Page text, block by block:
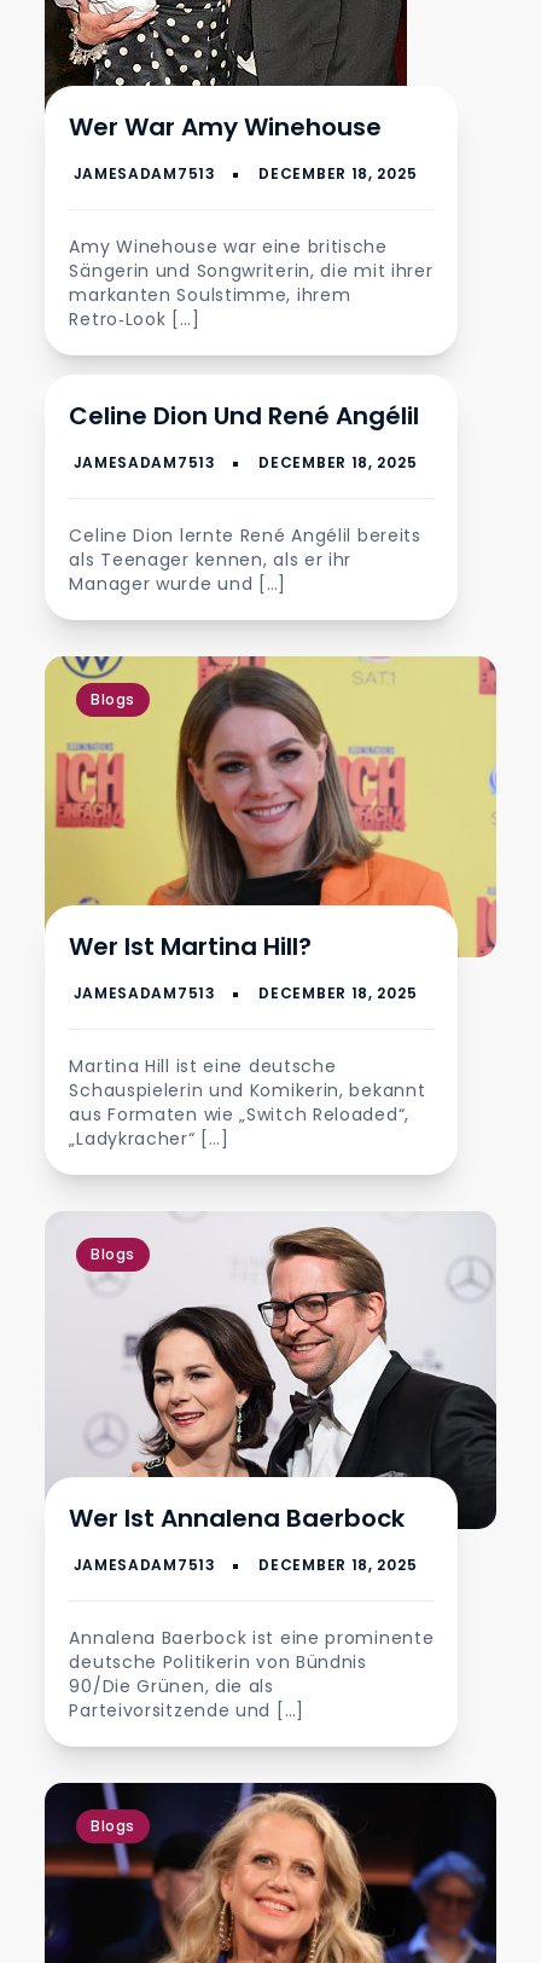
Wer War Amy Winehouse
Amy Winehouse war eine britische
Sängerin und Songwriterin, die mit ihrer
markanten Soulstimme, ihrem
Retro‑Look […]
Celine Dion Und René Angélil
Celine Dion lernte René Angélil bereits
als Teenager kennen, als er ihr
Manager wurde und […]
Blogs
Wer Ist Martina Hill?
Martina Hill ist eine deutsche
Schauspielerin und Komikerin, bekannt
aus Formaten wie „Switch Reloaded“,
„Ladykracher“ […]
Blogs
Wer Ist Annalena Baerbock
Annalena Baerbock ist eine prominente
deutsche Politikerin von Bündnis
90/Die Grünen, die als
Parteivorsitzende und […]
Blogs